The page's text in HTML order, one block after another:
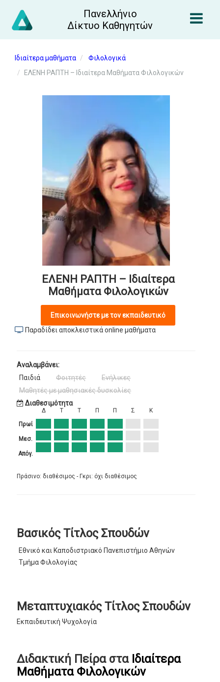
Πανελλήνιο
Δίκτυο Καθηγητών
Ιδιαίτερα μαθήματα
Φιλολογικά
ΕΛΕΝΗ ΡΑΠΤΗ – Ιδιαίτερα Μαθήματα Φιλολογικών
ΕΛΕΝΗ ΡΑΠΤΗ – Ιδιαίτερα
Μαθήματα Φιλολογικών
Επικοινωνήστε με τον εκπαιδευτικό
Παραδίδει αποκλειστικά online μαθήματα
Αναλαμβάνει:
Παιδιά
Φοιτητές
Ενήλικες
Μαθητές με μαθησιακές δυσκολίες
Διαθεσιμότητα
Πρωί
Μεσ.
Απόγ.
Δ Τ Τ Π Π Σ Κ
Πράσινο: διαθέσιμος - Γκρι: όχι διαθέσιμος
Βασικός Τίτλος Σπουδών
Εθνικό και Καποδιστριακό Πανεπιστήμιο Αθηνών
Τμήμα Φιλολογίας
Μεταπτυχιακός Τίτλος Σπουδών
Εκπαιδευτική Ψυχολογία
Διδακτική Πείρα στα Ιδιαίτερα
Μαθήματα Φιλολογικών